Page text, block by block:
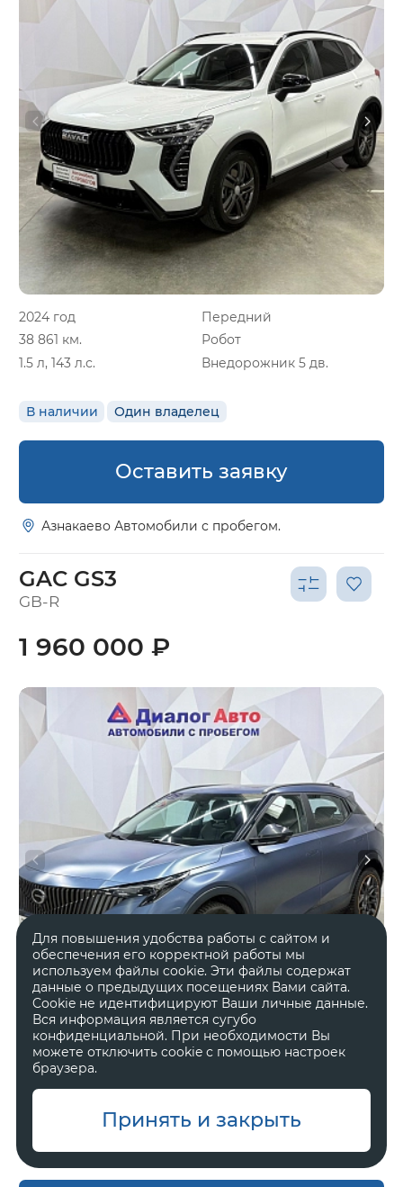
2024 год
Передний
38 861 км.
Робот
1.5 л, 143 л.с.
Внедорожник 5 дв.
В наличии Один владелец
Оставить заявку
Азнакаево Автомобили с пробегом.
GAC GS3
GB-R
2024 год
Передний
30 373 км.
В наличии Один владелец
1 960 000 ₽
Для повышения удобства работы с сайтом и
обеспечения его корректной работы мы
используем файлы cookie. Эти файлы содержат
данные о предыдущих посещениях Вами сайта.
Cookie не идентифицируют Ваши личные данные.
Вся информация является сугубо
конфиденциальной. При необходимости Вы
можете отключить cookie с помощью настроек
браузера.
Принять и закрыть